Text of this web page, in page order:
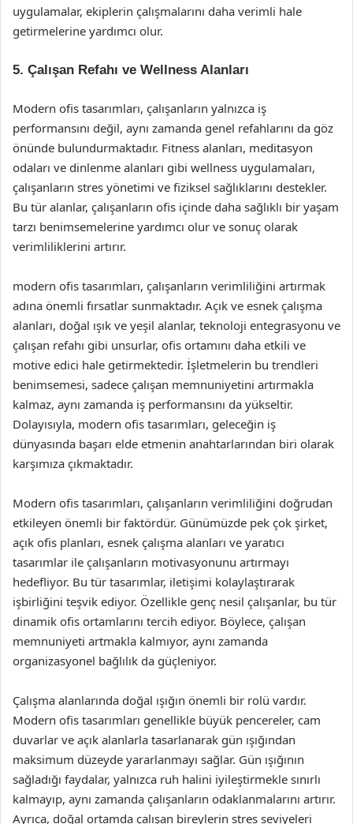
uygulamalar, ekiplerin çalışmalarını daha verimli hale
getirmelerine yardımcı olur.
5. Çalışan Refahı ve Wellness Alanları
Modern ofis tasarımları, çalışanların yalnızca iş
performansını değil, aynı zamanda genel refahlarını da göz
önünde bulundurmaktadır. Fitness alanları, meditasyon
odaları ve dinlenme alanları gibi wellness uygulamaları,
çalışanların stres yönetimi ve fiziksel sağlıklarını destekler.
Bu tür alanlar, çalışanların ofis içinde daha sağlıklı bir yaşam
tarzı benimsemelerine yardımcı olur ve sonuç olarak
verimliliklerini artırır.
modern ofis tasarımları, çalışanların verimliliğini artırmak
adına önemli fırsatlar sunmaktadır. Açık ve esnek çalışma
alanları, doğal ışık ve yeşil alanlar, teknoloji entegrasyonu ve
çalışan refahı gibi unsurlar, ofis ortamını daha etkili ve
motive edici hale getirmektedir. İşletmelerin bu trendleri
benimsemesi, sadece çalışan memnuniyetini artırmakla
kalmaz, aynı zamanda iş performansını da yükseltir.
Dolayısıyla, modern ofis tasarımları, geleceğin iş
dünyasında başarı elde etmenin anahtarlarından biri olarak
karşımıza çıkmaktadır.
Modern ofis tasarımları, çalışanların verimliliğini doğrudan
etkileyen önemli bir faktördür. Günümüzde pek çok şirket,
açık ofis planları, esnek çalışma alanları ve yaratıcı
tasarımlar ile çalışanların motivasyonunu artırmayı
hedefliyor. Bu tür tasarımlar, iletişimi kolaylaştırarak
işbirliğini teşvik ediyor. Özellikle genç nesil çalışanlar, bu tür
dinamik ofis ortamlarını tercih ediyor. Böylece, çalışan
memnuniyeti artmakla kalmıyor, aynı zamanda
organizasyonel bağlılık da güçleniyor.
Çalışma alanlarında doğal ışığın önemli bir rolü vardır.
Modern ofis tasarımları genellikle büyük pencereler, cam
duvarlar ve açık alanlarla tasarlanarak gün ışığından
maksimum düzeyde yararlanmayı sağlar. Gün ışığının
sağladığı faydalar, yalnızca ruh halini iyileştirmekle sınırlı
kalmayıp, aynı zamanda çalışanların odaklanmalarını artırır.
Ayrıca, doğal ortamda çalışan bireylerin stres seviyeleri